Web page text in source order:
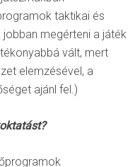
taktikai és
megérteni a játék
vált, mert
elemzésével, a
ajánl fel.)